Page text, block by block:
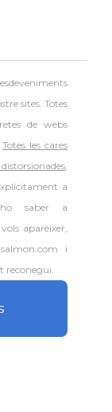
sites. Totes
de webs
Totes les cares
,
a
saber a
aparèixer,
i
reconegui.